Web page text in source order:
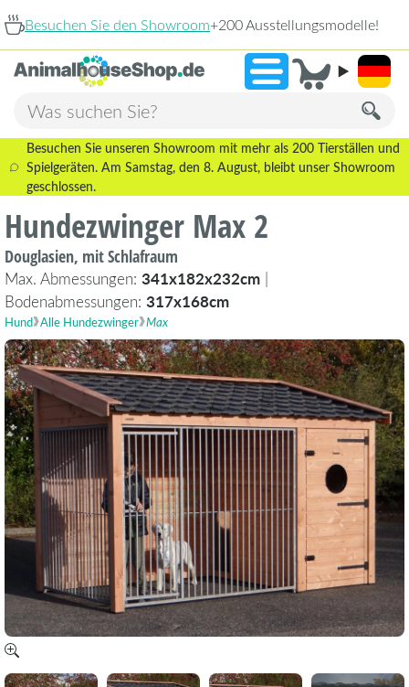
»2.238
Besuchen Sie unseren Showroom mit mehr als 200 Tierställen und
Spielgeräten. Am Samstag, den 8. August, bleibt unser Showroom
geschlossen.
Hundezwinger Max 2
Douglasien, mit Schlafraum
Max. Abmessungen: 341x182x232cm |
Bodenabmessungen: 317x168cm
Hund Alle Hundezwinger Max